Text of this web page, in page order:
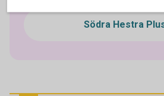
Södra Hestra